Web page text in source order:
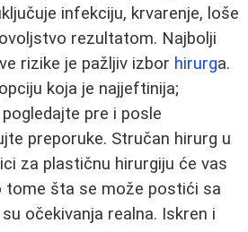
infekciju, krvarenje, loše
rezultatom. Najbolji
rizike je pažljiv izbor hirurga.
koja je najjeftinija;
pre i posle
preporuke. Stručan hirurg u
za plastičnu hirurgiju će vas
šta se može postići sa
očekivanja realna. Iskren i